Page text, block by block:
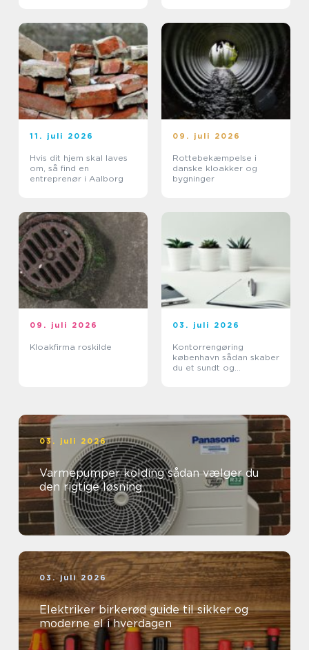
11. juli 2026
Hvis dit hjem skal laves
om, så find en
entreprenør i Aalborg
09. juli 2026
Rottebekæmpelse i
danske kloakker og
bygninger
09. juli 2026
Kloakfirma roskilde
03. juli 2026
Kontorrengøring
københavn sådan skaber
du et sundt og
03. juli 2026
Varmepumper kolding sådan vælger du
den rigtige løsning
03. juli 2026
Elektriker birkerød guide til sikker og
moderne el i hverdagen